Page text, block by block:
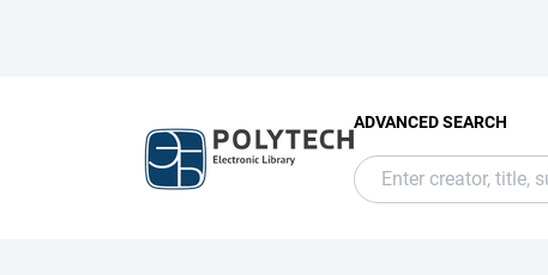
ADVANCED SEARCH